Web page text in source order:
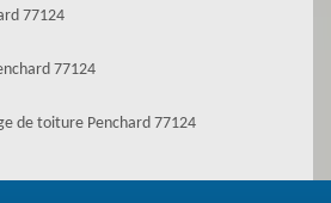
77124
77124
de toiture Penchard 77124